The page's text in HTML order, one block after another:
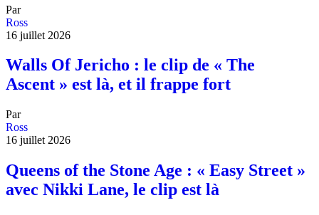
Par
Ross
16 juillet 2026
Walls Of Jericho : le clip de « The
Ascent » est là, et il frappe fort
Par
Ross
16 juillet 2026
Queens of the Stone Age : « Easy Street »
avec Nikki Lane, le clip est là